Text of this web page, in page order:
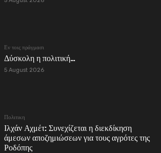
Εν τοις πράγμασι
Δύσκολη η πολιτική…
5 August 2026
Πολιτικη
Ιλχάν Αχμέτ: Συνεχίζεται η διεκδίκηση
άμεσων αποζημιώσεων για τους αγρότες της
Ροδόπης